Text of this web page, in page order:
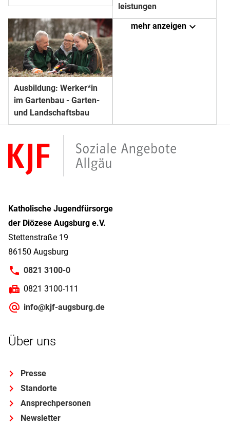
leistungen
Ausbildung: Werker*in
im Gartenbau - Garten-
und Landschaftsbau
mehr anzeigenexpand_more
Katholische Jugendfürsorge
der Diözese Augsburg e.V.
Stettenstraße 19
86150 Augsburg
0821 3100-0
0821 3100-111
info@kjf-augsburg.de
Über uns
Presse
Standorte
Ansprechpersonen
Newsletter